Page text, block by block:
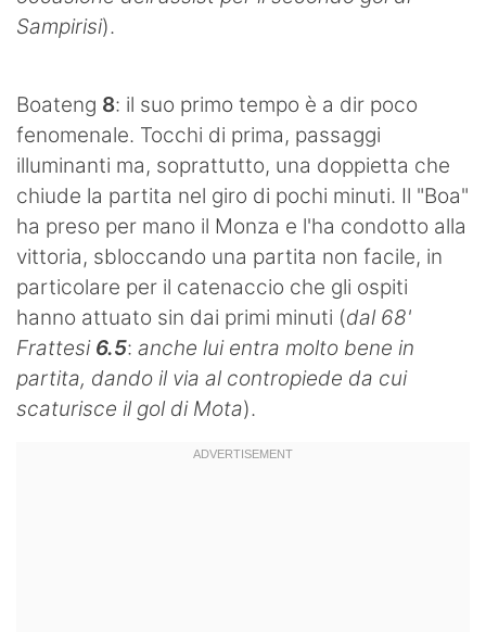
Sampirisi).
Boateng 8: il suo primo tempo è a dir poco
fenomenale. Tocchi di prima, passaggi
illuminanti ma, soprattutto, una doppietta che
chiude la partita nel giro di pochi minuti. Il "Boa"
ha preso per mano il Monza e l'ha condotto alla
vittoria, sbloccando una partita non facile, in
particolare per il catenaccio che gli ospiti
hanno attuato sin dai primi minuti (dal 68'
Frattesi 6.5: anche lui entra molto bene in
partita, dando il via al contropiede da cui
scaturisce il gol di Mota).